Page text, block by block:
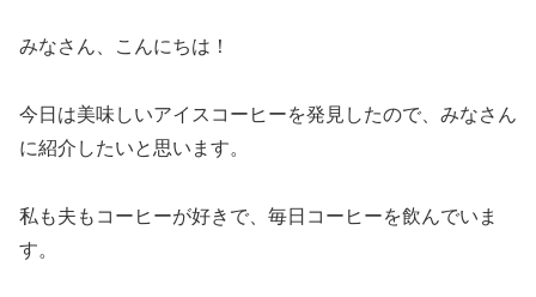
みなさん、こんにちは！
今日は美味しいアイスコーヒーを発見したので、みなさん
に紹介したいと思います。
私も夫もコーヒーが好きで、毎日コーヒーを飲んでいま
す。